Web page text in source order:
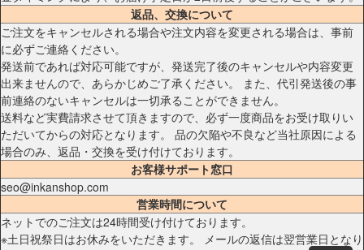
返品、交換について
ご注文をキャンセルされる場合や注文内容を変更される場合は、事前
に必ずご連絡ください。
発送前であれば対応可能ですが、発送完了後のキャンセルや内容変更
出来ませんので、あらかじめご了承ください。 また、代引発送後の事
前連絡のないキャンセルは一切承ることができません。
送料など実費請求させて頂きますので、必ず一度商品をお受け取りい
ただいてからの対応となります。 品の欠陥や不良など当社原因による
場合のみ、返品・交換を受け付けております。
お客様サポート窓口
seo@inkanshop.com
営業時間について
ネットでのご注文は24時間受け付けております。
※土日祝祭日はお休みをいただきます。 メールの返信は翌営業日となり